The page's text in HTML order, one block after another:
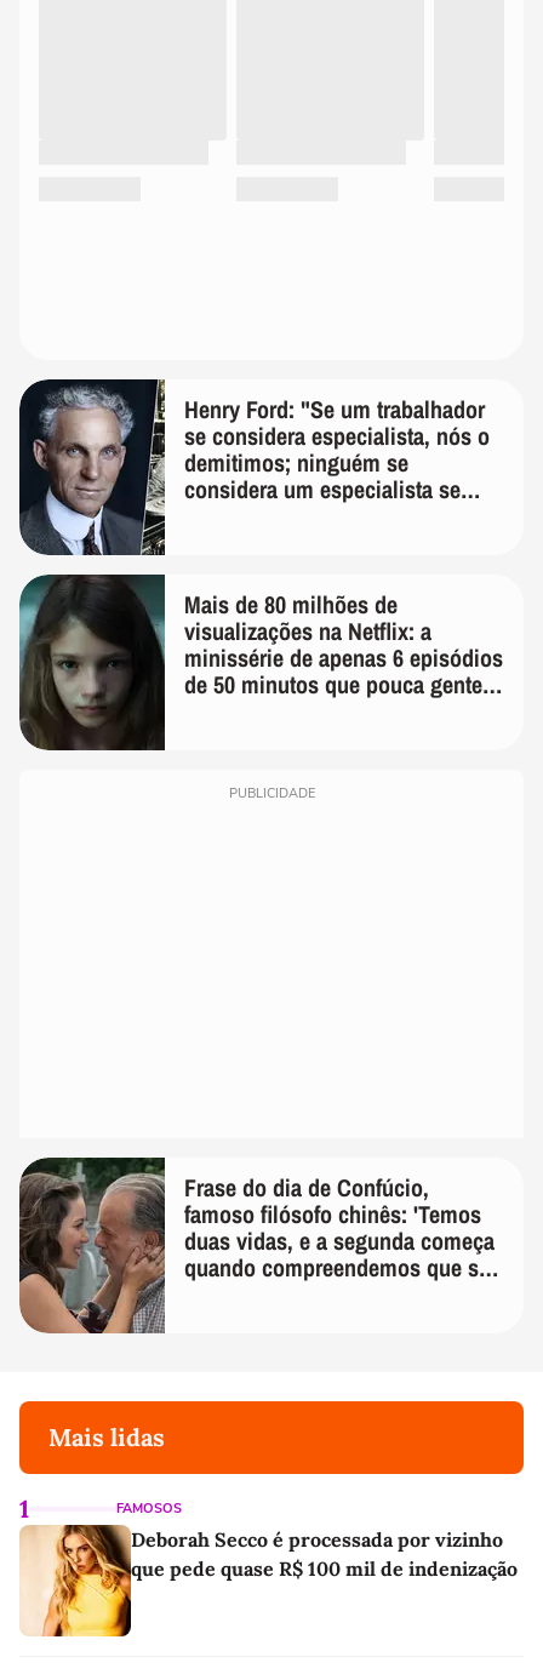
Henry Ford: "Se um trabalhador
se considera especialista, nós o
demitimos; ninguém se
considera um especialista se
Mais de 80 milhões de
visualizações na Netflix: a
minissérie de apenas 6 episódios
de 50 minutos que pouca gente
PUBLICIDADE
Frase do dia de Confúcio,
famoso filósofo chinês: 'Temos
duas vidas, e a segunda começa
quando compreendemos que só
Mais lidas
1 FAMOSOS
Deborah Secco é processada por vizinho
que pede quase R$ 100 mil de indenização